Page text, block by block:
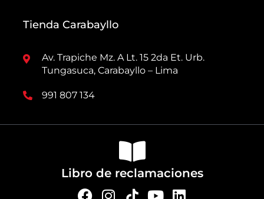
Tienda Carabayllo
Av. Trapiche Mz. A Lt. 15 2da Et. Urb.
Tungasuca, Carabayllo – Lima
991 807 134
Libro de reclamaciones
F I Y L